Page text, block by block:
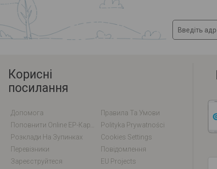
Корисні
посилання
Допомога
Правила Та Умови
Polityka Prywatności
Розклади На Зупинках
Cookies Settings
Перевізники
Повідомлення
Зареєструйтеся
EU Projects